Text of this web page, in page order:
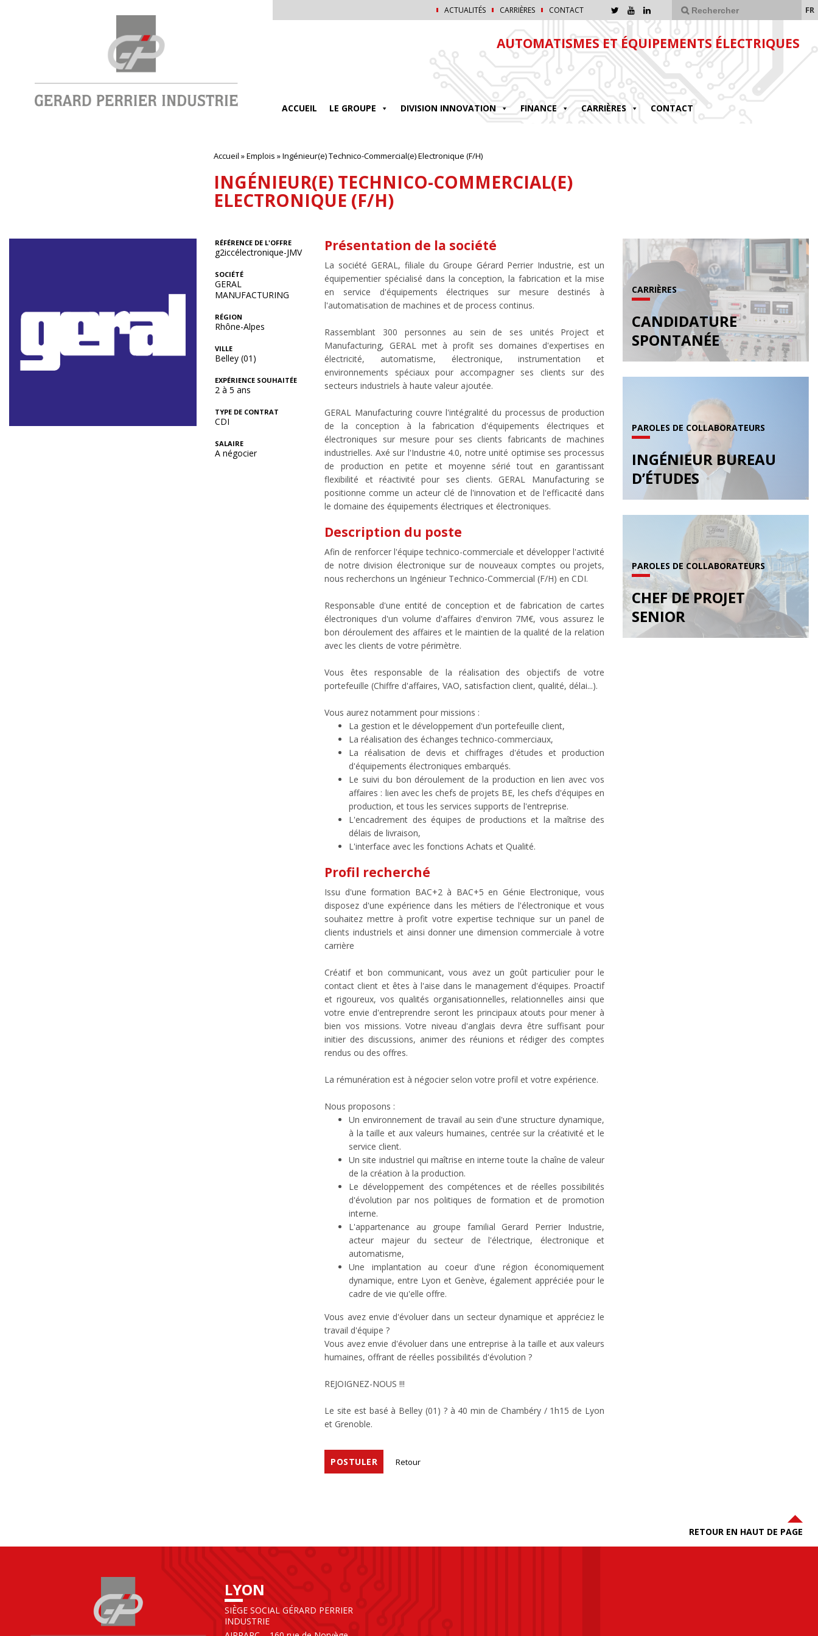
ACTUALITÉS CARRIÈRES CONTACT FR
AUTOMATISMES ET ÉQUIPEMENTS ÉLECTRIQUES
ACCUEIL LE GROUPE DIVISION INNOVATION FINANCE CARRIÈRES CONTACT
Accueil »Emplois »Ingénieur(e) Technico-Commercial(e) Electronique (F/H)
INGÉNIEUR(E) TECHNICO-COMMERCIAL(E)
ELECTRONIQUE (F/H)
RÉFÉRENCE DE L'OFFRE
g2iccélectronique-JMV
SOCIÉTÉ
GERAL
MANUFACTURING
RÉGION
Rhône-Alpes
VILLE
Belley (01)
EXPÉRIENCE SOUHAITÉE
2 à 5 ans
TYPE DE CONTRAT
CDI
SALAIRE
A négocier
Présentation de la société
La société GERAL, filiale du Groupe Gérard Perrier Industrie, est un
équipementier spécialisé dans la conception, la fabrication et la mise
en service d'équipements électriques sur mesure destinés à
l'automatisation de machines et de process continus.
Rassemblant 300 personnes au sein de ses unités Project et
Manufacturing, GERAL met à profit ses domaines d'expertises en
électricité, automatisme, électronique, instrumentation et
environnements spéciaux pour accompagner ses clients sur des
secteurs industriels à haute valeur ajoutée.
GERAL Manufacturing couvre l'intégralité du processus de production
de la conception à la fabrication d'équipements électriques et
électroniques sur mesure pour ses clients fabricants de machines
industrielles. Axé sur l'Industrie 4.0, notre unité optimise ses processus
de production en petite et moyenne sérié tout en garantissant
flexibilité et réactivité pour ses clients. GERAL Manufacturing se
positionne comme un acteur clé de l'innovation et de l'efficacité dans
le domaine des équipements électriques et électroniques.
Description du poste
Afin de renforcer l'équipe technico-commerciale et développer l'activité
de notre division électronique sur de nouveaux comptes ou projets,
nous recherchons un Ingénieur Technico-Commercial (F/H) en CDI.
Responsable d'une entité de conception et de fabrication de cartes
électroniques d'un volume d'affaires d'environ 7M€, vous assurez le
bon déroulement des affaires et le maintien de la qualité de la relation
avec les clients de votre périmètre.
Vous êtes responsable de la réalisation des objectifs de votre
portefeuille (Chiffre d'affaires, VAO, satisfaction client, qualité, délai...).
Vous aurez notamment pour missions :
La gestion et le développement d'un portefeuille client,
La réalisation des échanges technico-commerciaux,
La réalisation de devis et chiffrages d'études et production
d'équipements électroniques embarqués.
Le suivi du bon déroulement de la production en lien avec vos
affaires : lien avec les chefs de projets BE, les chefs d'équipes en
production, et tous les services supports de l'entreprise.
L'encadrement des équipes de productions et la maîtrise des
délais de livraison,
L'interface avec les fonctions Achats et Qualité.
Profil recherché
Issu d'une formation BAC+2 à BAC+5 en Génie Electronique, vous
disposez d'une expérience dans les métiers de l'électronique et vous
souhaitez mettre à profit votre expertise technique sur un panel de
clients industriels et ainsi donner une dimension commerciale à votre
carrière
Créatif et bon communicant, vous avez un goût particulier pour le
contact client et êtes à l'aise dans le management d'équipes. Proactif
et rigoureux, vos qualités organisationnelles, relationnelles ainsi que
votre envie d'entreprendre seront les principaux atouts pour mener à
bien vos missions. Votre niveau d'anglais devra être suffisant pour
initier des discussions, animer des réunions et rédiger des comptes
rendus ou des offres.
La rémunération est à négocier selon votre profil et votre expérience.
Nous proposons :
Un environnement de travail au sein d'une structure dynamique,
à la taille et aux valeurs humaines, centrée sur la créativité et le
service client.
Un site industriel qui maîtrise en interne toute la chaîne de valeur
de la création à la production.
Le développement des compétences et de réelles possibilités
d'évolution par nos politiques de formation et de promotion
interne.
L'appartenance au groupe familial Gerard Perrier Industrie,
acteur majeur du secteur de l'électrique, électronique et
automatisme,
Une implantation au coeur d'une région économiquement
dynamique, entre Lyon et Genève, également appréciée pour le
cadre de vie qu'elle offre.
Vous avez envie d'évoluer dans un secteur dynamique et appréciez le
travail d'équipe ?
Vous avez envie d'évoluer dans une entreprise à la taille et aux valeurs
humaines, offrant de réelles possibilités d'évolution ?
REJOIGNEZ-NOUS !!!
Le site est basé à Belley (01) ? à 40 min de Chambéry / 1h15 de Lyon
et Grenoble.
Retour
POSTULER
CARRIÈRES
CANDIDATURE
SPONTANÉE
PAROLES DE COLLABORATEURS
INGÉNIEUR BUREAU
D’ÉTUDES
PAROLES DE COLLABORATEURS
CHEF DE PROJET
SENIOR
RETOUR EN HAUT DE PAGE
LYON
SIÈGE SOCIAL GÉRARD PERRIER
INDUSTRIE